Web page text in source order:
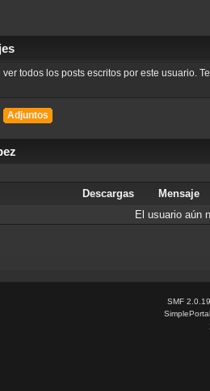
ver todos los posts escritos por este usuario.
Adjuntos
Descargas
Mensaje
El usuario aún
SMF 2.0.19